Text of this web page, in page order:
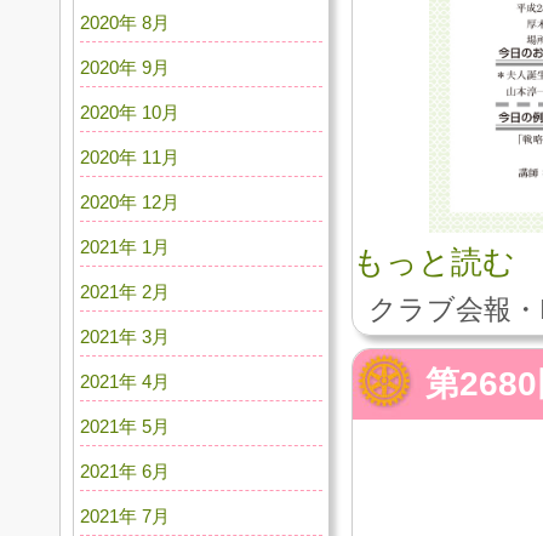
もっと読む
クラブ会報
第
2020年 8月
2020年 9月
2020年 10月
2020年 11月
2020年 12月
2021年 1月
2021年 2月
2021年 3月
2021年 4月
2021年 5月
2021年 6月
2021年 7月